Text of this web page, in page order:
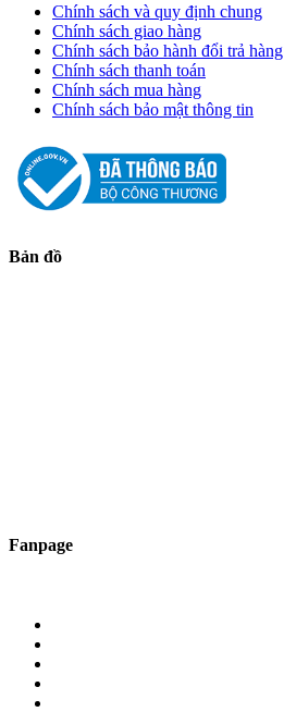
Chính sách và quy định chung
Chính sách giao hàng
Chính sách bảo hành đổi trả hàng
Chính sách thanh toán
Chính sách mua hàng
Chính sách bảo mật thông tin
Bản đồ
Fanpage